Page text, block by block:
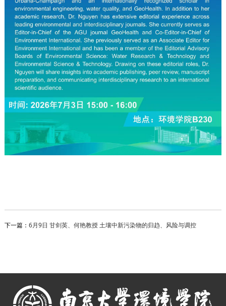
下一篇： 6月9日 甘剑英、何艳教授 土壤中新污染物的归趋、风险与调控